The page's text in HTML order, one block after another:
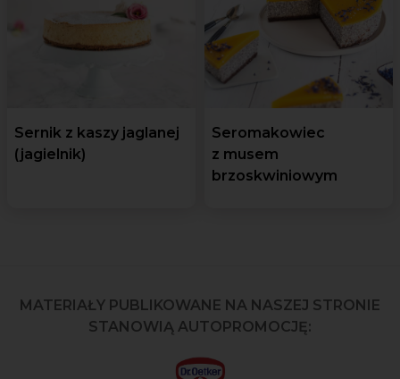
Sernik z kaszy jaglanej
(jagielnik)
Seromakowiec
z musem
brzoskwiniowym
MATERIAŁY PUBLIKOWANE NA NASZEJ STRONIE
STANOWIĄ AUTOPROMOCJĘ: